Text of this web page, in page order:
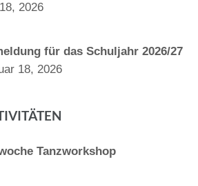
2026
für das Schuljahr 2026/27
18, 2026
Tanzworkshop